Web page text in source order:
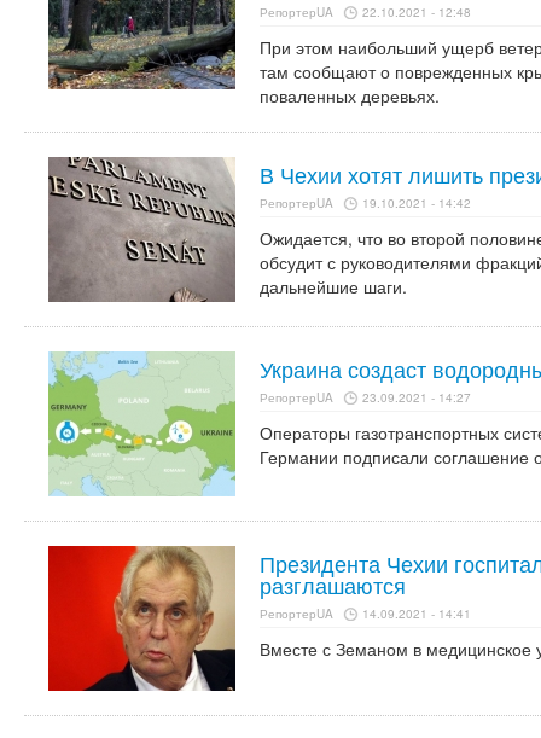
РепортерUA 22.10.2021 - 12:48
При этом наибольший ущерб
там сообщают о поврежденных
поваленных деревьях.
В Чехии хотят лишить
РепортерUA 19.10.2021 - 14:42
Ожидается, что во второй
обсудит с руководителями
дальнейшие шаги.
Украина создаст
РепортерUA 23.09.2021 - 14:27
Операторы газотранспортных
Германии подписали соглашение
Президента Чехии
разглашаются
РепортерUA 14.09.2021 - 14:41
Вместе с Земаном в